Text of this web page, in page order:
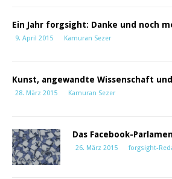
Ein Jahr forgsight: Danke und noch
9. April 2015 Kamuran Sezer
Kunst, angewandte Wissenschaft
28. März 2015 Kamuran Sezer
Das Facebook-
26. März 2015 forgsight-